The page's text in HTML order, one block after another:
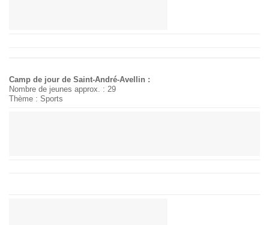
Camp de jour de Saint-André-Avellin :
Nombre de jeunes approx. : 29
Thème : Sports